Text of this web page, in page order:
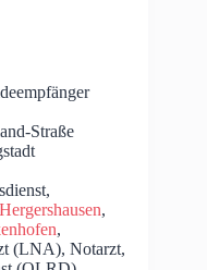
Straße
,
,
(LNA), Notarzt,